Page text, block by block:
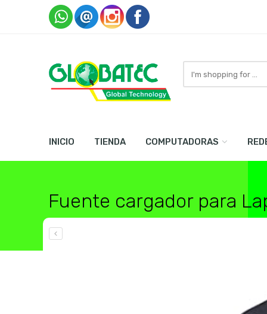
here
INICIO TIENDA COMPUTADORAS
Fuente cargador para